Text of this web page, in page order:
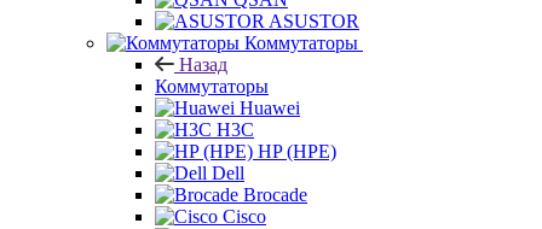
ASUSTOR
Коммутаторы
Назад
Коммутаторы
Huawei
H3C
HP (HPE)
Dell
Brocade
Cisco